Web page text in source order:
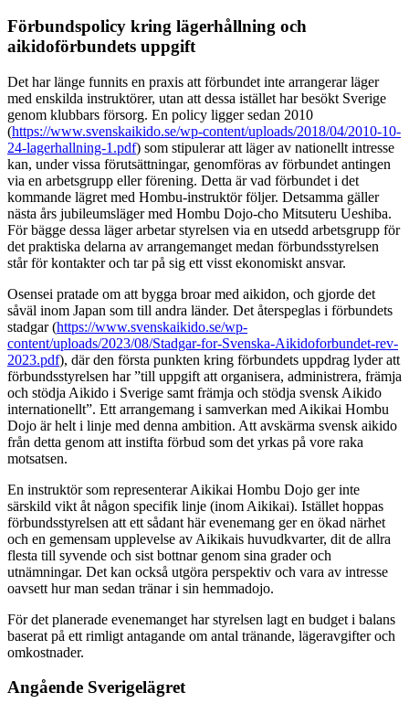
Förbundspolicy kring lägerhållning och
aikidoförbundets uppgift
Det har länge funnits en praxis att förbundet inte arrangerar läger
med enskilda instruktörer, utan att dessa istället har besökt Sverige
genom klubbars försorg. En policy ligger sedan 2010
(https://www.svenskaikido.se/wp-content/uploads/2018/04/2010-10-
24-lagerhallning-1.pdf) som stipulerar att läger av nationellt intresse
kan, under vissa förutsättningar, genomföras av förbundet antingen
via en arbetsgrupp eller förening. Detta är vad förbundet i det
kommande lägret med Hombu-instruktör följer. Detsamma gäller
nästa års jubileumsläger med Hombu Dojo-cho Mitsuteru Ueshiba.
För bägge dessa läger arbetar styrelsen via en utsedd arbetsgrupp för
det praktiska delarna av arrangemanget medan förbundsstyrelsen
står för kontakter och tar på sig ett visst ekonomiskt ansvar.
Osensei pratade om att bygga broar med aikidon, och gjorde det
såväl inom Japan som till andra länder. Det återspeglas i förbundets
stadgar (https://www.svenskaikido.se/wp-
content/uploads/2023/08/Stadgar-for-Svenska-Aikidoforbundet-rev-
2023.pdf), där den första punkten kring förbundets uppdrag lyder att
förbundsstyrelsen har ”till uppgift att organisera, administrera, främja
och stödja Aikido i Sverige samt främja och stödja svensk Aikido
internationellt”. Ett arrangemang i samverkan med Aikikai Hombu
Dojo är helt i linje med denna ambition. Att avskärma svensk aikido
från detta genom att instifta förbud som det yrkas på vore raka
motsatsen.
En instruktör som representerar Aikikai Hombu Dojo ger inte
särskild vikt åt någon specifik linje (inom Aikikai). Istället hoppas
förbundsstyrelsen att ett sådant här evenemang ger en ökad närhet
och en gemensam upplevelse av Aikikais huvudkvarter, dit de allra
flesta till syvende och sist bottnar genom sina grader och
utnämningar. Det kan också utgöra perspektiv och vara av intresse
oavsett hur man sedan tränar i sin hemmadojo.
För det planerade evenemanget har styrelsen lagt en budget i balans
baserat på ett rimligt antagande om antal tränande, lägeravgifter och
omkostnader.
Angående Sverigelägret